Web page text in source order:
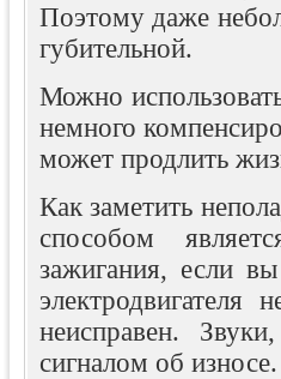
Поэтому даже
губительной.
Можно
немного
может продлить
Как заметить
способом
зажигания, если
электродвигателя
неисправен.
сигналом об износе.